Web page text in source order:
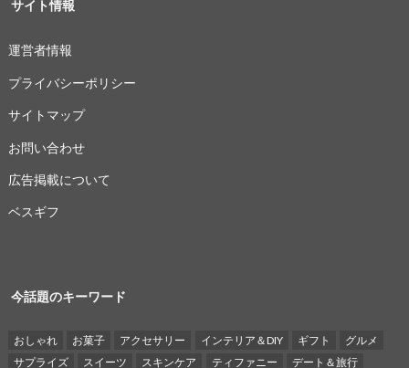
サイト情報
運営者情報
プライバシーポリシー
サイトマップ
お問い合わせ
広告掲載について
ベスギフ
今話題のキーワード
おしゃれ お菓子 アクセサリー インテリア＆DIY ギフト
グルメ
サプライズ
スイーツ スキンケア ティファニー
デート＆旅行